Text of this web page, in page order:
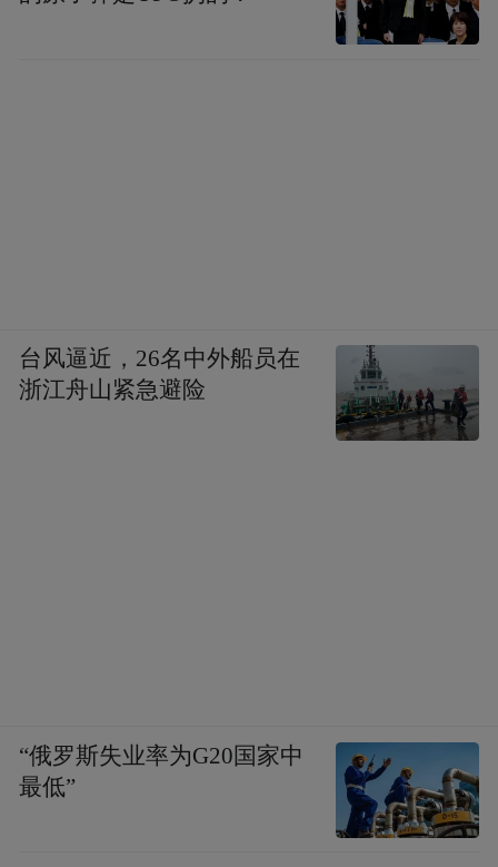
台风逼近，26名中外船员在
浙江舟山紧急避险
“俄罗斯失业率为G20国家中
最低”